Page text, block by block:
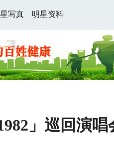
写真 明星资料
」巡回演